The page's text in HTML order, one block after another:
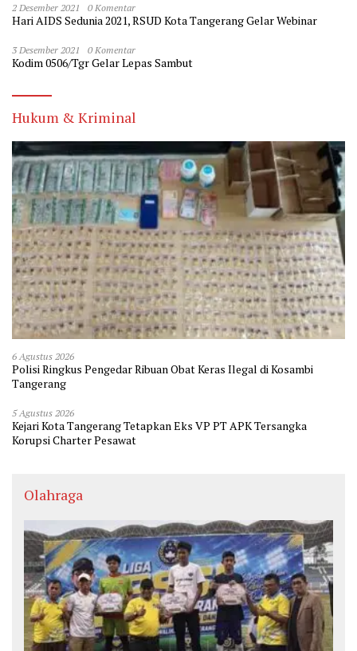
2 Desember 2021 0 Komentar
Hari AIDS Sedunia 2021, RSUD Kota Tangerang Gelar Webinar
3 Desember 2021 0 Komentar
Kodim 0506/Tgr Gelar Lepas Sambut
Hukum & Kriminal
6 Agustus 2026
Polisi Ringkus Pengedar Ribuan Obat Keras Ilegal di Kosambi
Tangerang
5 Agustus 2026
Kejari Kota Tangerang Tetapkan Eks VP PT APK Tersangka
Korupsi Charter Pesawat
Olahraga